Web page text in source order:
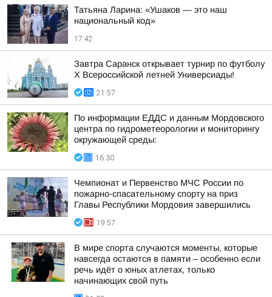
Татьяна Ларина: «Ушаков — это наш
национальный код»
17:42
Завтра Саранск открывает турнир по футболу
X Всероссийской летней Универсиады!
21:57
По информации ЕДДС и данным Мордовского
центра по гидрометеорологии и мониторингу
окружающей среды:
16:30
Чемпионат и Первенство МЧС России по
пожарно-спасательному спорту на приз
Главы Республики Мордовия завершились
19:57
В мире спорта случаются моменты, которые
навсегда остаются в памяти – особенно если
речь идёт о юных атлетах, только
начинающих свой путь